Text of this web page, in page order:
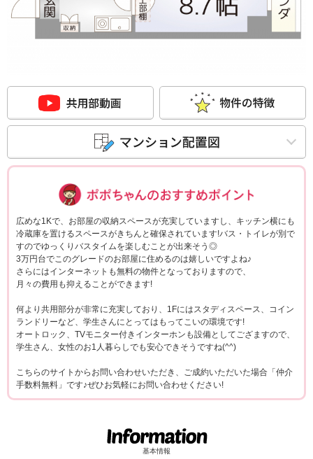
広めな1Kで、お部屋の収納スペースが充実していますし、キッチン横にも
冷蔵庫を置けるスペースがきちんと確保されています!バス・トイレが別で
すのでゆっくりバスタイムを楽しむことが出来そう◎
3万円台でこのグレードのお部屋に住めるのは嬉しいですよね♪
さらにはインターネットも無料の物件となっておりますので、
月々の費用も抑えることができます!
何より共用部分が非常に充実しており、1Fにはスタディスペース、コイン
ランドリーなど、学生さんにとってはもってこいの環境です!
オートロック、TVモニター付きインターホンも設備としてござますので、
学生さん、女性のお1人暮らしでも安心できそうですね(^^)
こちらのサイトからお問い合わせいただき、ご成約いただいた場合「仲介
手数料無料」です♪ぜひお気軽にお問い合わせください!
基本情報